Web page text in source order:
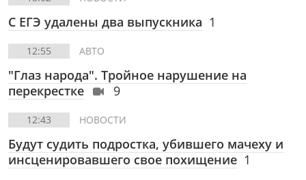
С ЕГЭ удалены два выпускника 1
12:55 АВТО
"Глаз народа". Тройное нарушение на
перекрестке
9
12:43 НОВОСТИ
Будут судить подростка, убившего мачеху и
инсценировавшего свое похищение 1